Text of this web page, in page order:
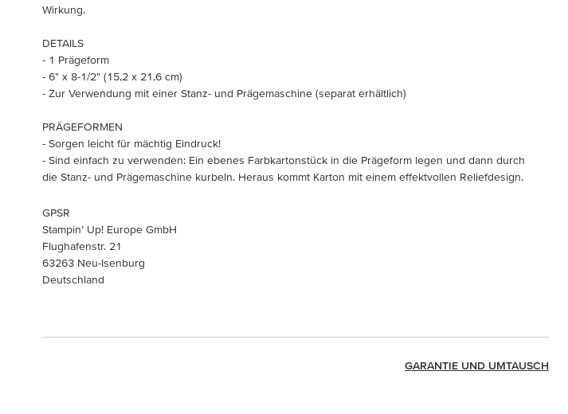
Wirkung.
DETAILS
- 1 Prägeform
- 6" x 8-1/2" (15,2 x 21,6 cm)
- Zur Verwendung mit einer Stanz- und Prägemaschine (separat erhältlich)
PRÄGEFORMEN
- Sorgen leicht für mächtig Eindruck!
- Sind einfach zu verwenden: Ein ebenes Farbkartonstück in die Prägeform legen und dann durch
die Stanz- und Prägemaschine kurbeln. Heraus kommt Karton mit einem effektvollen Reliefdesign.
GPSR
Stampin’ Up! Europe GmbH
Flughafenstr. 21
63263 Neu-Isenburg
Deutschland
GARANTIE UND UMTAUSCH